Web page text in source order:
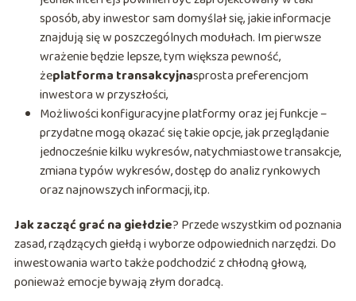
sposób, aby inwestor sam domyślał się, jakie informacje
znajdują się w poszczególnych modułach. Im pierwsze
wrażenie będzie lepsze, tym większa pewność,
żeplatforma transakcyjnasprosta preferencjom
inwestora w przyszłości,
Możliwości konfiguracyjne platformy oraz jej funkcje –
przydatne mogą okazać się takie opcje, jak przeglądanie
jednocześnie kilku wykresów, natychmiastowe transakcje,
zmiana typów wykresów, dostęp do analiz rynkowych
oraz najnowszych informacji, itp.
Jak zacząć grać na giełdzie? Przede wszystkim od poznania
zasad, rządzących giełdą i wyborze odpowiednich narzędzi. Do
inwestowania warto także podchodzić z chłodną głową,
ponieważ emocje bywają złym doradcą.